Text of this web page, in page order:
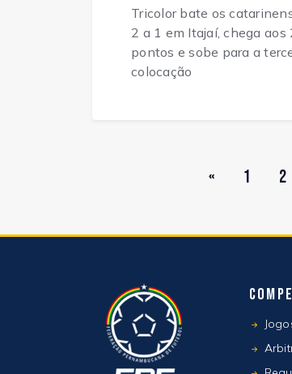
Tricolor bate os
2 a 1 em Itajaí, chega aos
pontos e sobe para a
colocação
« 1 2